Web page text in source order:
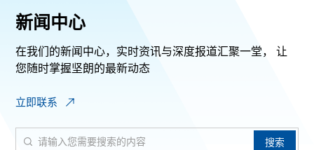
新闻中心
在我们的新闻中心，实时资讯与深度报道汇聚一堂，
让
您随时掌握坚朗的最新动态
立即联系
搜索